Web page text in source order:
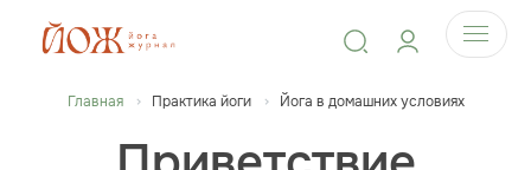
Главная Практика йоги Йога в домашних условиях